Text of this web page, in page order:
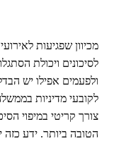
מכיוון שפגיעות
לסיכונים ויכולת
ולפעמים אפילו יש
לקובעי מדיניות
צורך קריטי במיפוי
הטובה ביותר. ידע